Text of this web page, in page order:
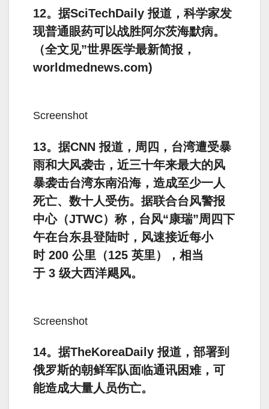
12。据SciTechDaily 报道，科学家发
现普通眼药可以战胜阿尔茨海默病。
（全文见”世界医学最新简报，
worldmednews.com)
Screenshot
13。据CNN 报道，周四，台湾遭受暴
雨和大风袭击，近三十年来最大的风
暴袭击台湾东南沿海，造成至少一人
死亡、数十人受伤。据联合台风警报
中心（​​JTWC）称，台风“康瑞”周四下
午在台东县登陆时，风速接近每小
时 200 公里（125 英里），相当
于 3 级大西洋飓风。
Screenshot
14。据TheKoreaDaily 报道，部署到
俄罗斯的朝鲜军队面临通讯困难，可
能造成大量人员伤亡。